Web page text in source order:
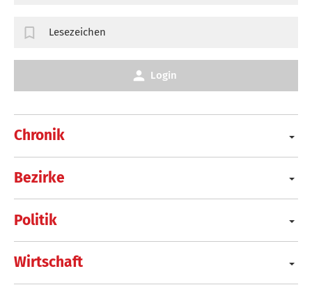
Chronik
Bezirke
Politik
Wirtschaft
Lesezeichen
Login